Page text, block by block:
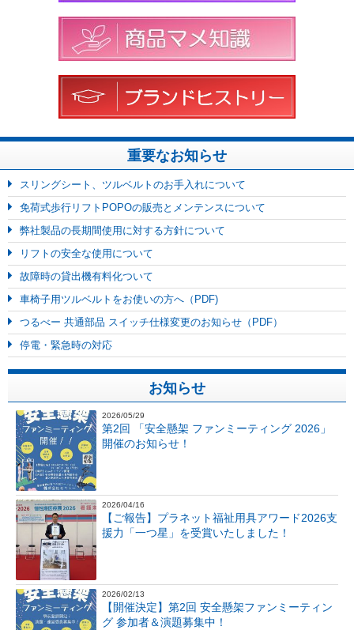
重要なお知らせ
スリングシート、ツルベルトのお手入れについて
免荷式歩行リフトPOPOの販売とメンテンスについて
弊社製品の長期間使用に対する方針について
リフトの安全な使用について
故障時の貸出機有料化ついて
車椅子用ツルベルトをお使いの方へ（PDF)
つるべー 共通部品 スイッチ仕様変更のお知らせ（PDF）
停電・緊急時の対応
お知らせ
2026/05/29
第2回 「安全懸架 ファンミーティング 2026」
開催のお知らせ！
2026/04/16
【ご報告】プラネット福祉用具アワード2026支
援力「一つ星」を受賞いたしました！
2026/02/13
【開催決定】第2回 安全懸架ファンミーティン
グ 参加者＆演題募集中！